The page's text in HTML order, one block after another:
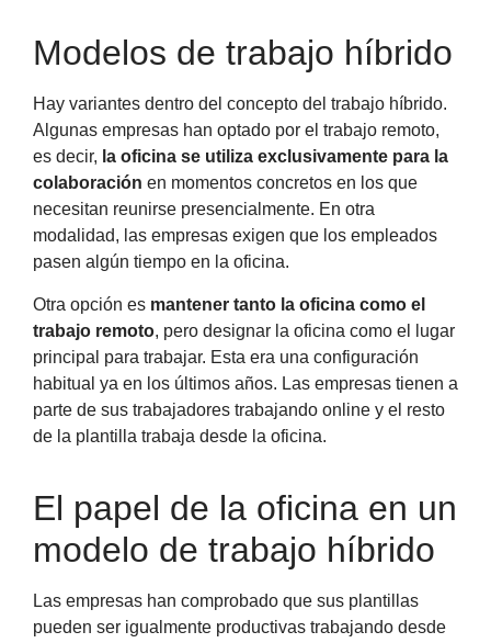
Modelos de trabajo híbrido
Hay variantes dentro del concepto del trabajo híbrido.
Algunas empresas han optado por el trabajo remoto,
es decir, la oficina se utiliza exclusivamente para la
colaboración en momentos concretos en los que
necesitan reunirse presencialmente. En otra
modalidad, las empresas exigen que los empleados
pasen algún tiempo en la oficina.
Otra opción es mantener tanto la oficina como el
trabajo remoto, pero designar la oficina como el lugar
principal para trabajar. Esta era una configuración
habitual ya en los últimos años. Las empresas tienen a
parte de sus trabajadores trabajando online y el resto
de la plantilla trabaja desde la oficina.
El papel de la oficina en un
modelo de trabajo híbrido
Las empresas han comprobado que sus plantillas
pueden ser igualmente productivas trabajando desde